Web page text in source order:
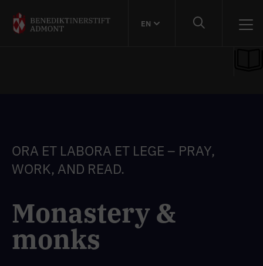
EN
ORA ET LABORA ET LEGE – PRAY,
WORK, AND READ.
Monastery &
monks